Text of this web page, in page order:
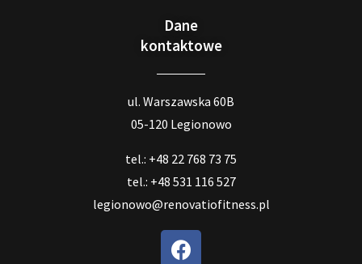
Dane
kontaktowe
ul. Warszawska 60B
05-120 Legionowo
tel.: +48 22 768 73 75
tel.: +48 531 116 527
legionowo@renovatiofitness.pl